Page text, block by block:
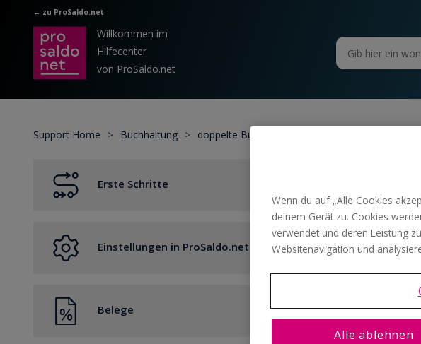
Zum hauptsächlichen Inhalt gehen
← zu ProSaldo.net
Willkommen im
Hilfecenter
von ProSaldo.net
Support Home Buchhaltung doppelte Buchhaltung Buchungsbeispiele
Erste Schritte
KleinunternehmerregelungEinstellungen in ProSaldo.net
Buchen Belege
Am 15.02.2019
Wenn du auf „Alle Cookies
deinem Gerät zu. Cookies
verwendet und deren Leistung
Websitenavigation und
Alle ablehnen